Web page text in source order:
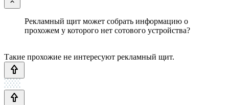
Рекламный щит может собрать информацию о
прохожем у которого нет сотового устройства?
Такие прохожие не интересуют рекламный щит.